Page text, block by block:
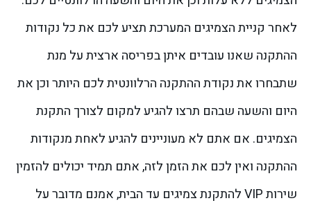
לאחר קניית הצמיגים המערכת תציע לכם את כל נקודות
ההתקנה שאנו עובדים איתן בפריסה ארצית על מנת
שתבחרו את נקודת ההתקנה הרלוונטית לכם היותר וכן את
היום והשעה שבהם תרצו להגיע למקום לצורך התקנת
הצמיגים. אם אתם לא מעוניינים להגיע לאחת מנקודות
ההתקנה ואין לכם את הזמן לזה, אתם תמיד יכולים להזמין
שירות VIP להתקנת צמיגים עד הבית, אמנם מדובר על